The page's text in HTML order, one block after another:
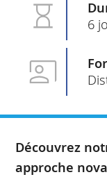
6
Découvrez
approche